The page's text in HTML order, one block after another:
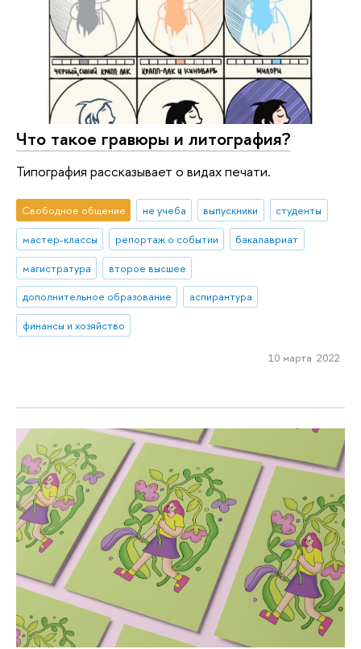
Что такое гравюры и литография?
Типография рассказывает о видах печати.
Свободное общение не учеба выпускники
студенты
мастер-классы
репортаж о событии
бакалавриат
магистратура
второе высшее
дополнительное образование
аспирантура
финансы и хозяйство
10 марта 2022